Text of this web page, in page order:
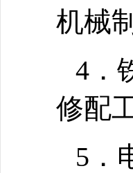
机械
4．
修配
5．